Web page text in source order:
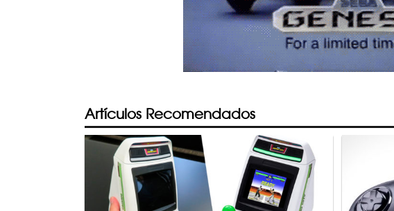
Artículos Recomendados